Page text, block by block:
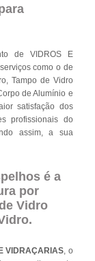
de VIDROS E
como o de
Tampo de Vidro
de Alumínio e
satisfação dos
profissionais do
assim, a sua
é a
por
Vidro
VIDRAÇARIAS , o